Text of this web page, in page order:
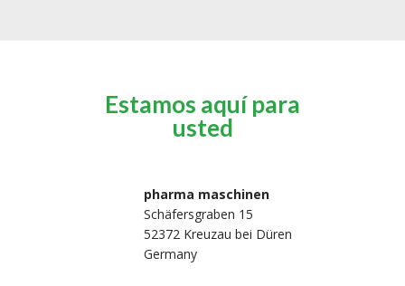
Estamos aquí para
usted
pharma maschinen
Schäfersgraben 15
52372 Kreuzau bei Düren
Germany